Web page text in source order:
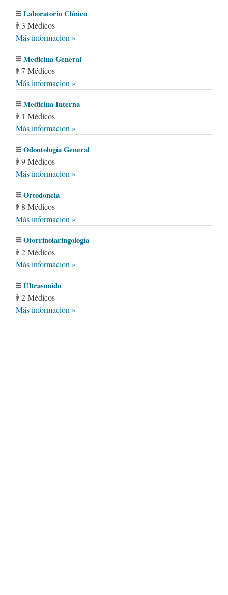
Laboratorio Clínico
3 Médicos
Más informacion »
Medicina General
7 Médicos
Más informacion »
Medicina Interna
1 Médicos
Más informacion »
Odontología General
9 Médicos
Más informacion »
Ortodoncia
8 Médicos
Más informacion »
Otorrinolaringología
2 Médicos
Más informacion »
Ultrasonido
2 Médicos
Más informacion »